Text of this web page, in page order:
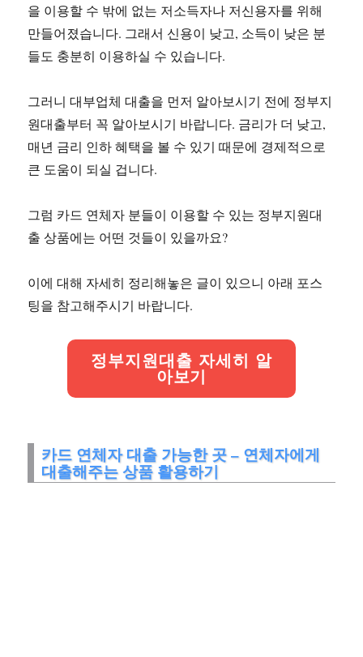
을 이용할 수 밖에 없는 저소득자나 저신용자를 위해
만들어졌습니다. 그래서 신용이 낮고, 소득이 낮은 분
들도 충분히 이용하실 수 있습니다.
그러니 대부업체 대출을 먼저 알아보시기 전에 정부지
원대출부터 꼭 알아보시기 바랍니다. 금리가 더 낮고,
매년 금리 인하 혜택을 볼 수 있기 때문에 경제적으로
큰 도움이 되실 겁니다.
그럼 카드 연체자 분들이 이용할 수 있는 정부지원대
출 상품에는 어떤 것들이 있을까요?
이에 대해 자세히 정리해놓은 글이 있으니 아래 포스
팅을 참고해주시기 바랍니다.
정부지원대출 자세히 알
아보기
카드 연체자 대출 가능한 곳 – 연체자에게
대출해주는 상품 활용하기